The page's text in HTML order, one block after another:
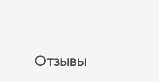
Отзывы